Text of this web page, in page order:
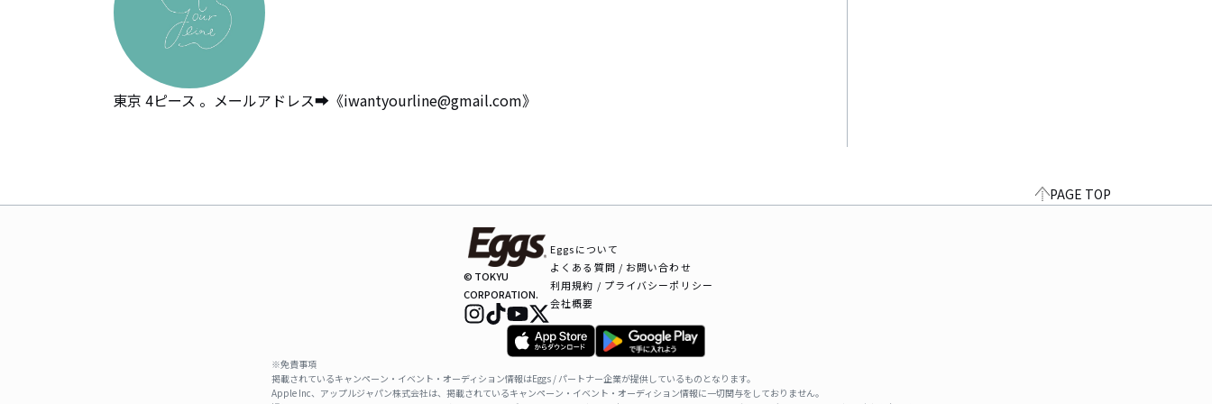
東京 4ピース 。メールアドレス➡️《iwantyourline@gmail.com》
PAGE TOP
© TOKYU
CORPORATION.
Eggsについて
よくある質問 / お問い合わせ
利用規約 / プライバシーポリシー
会社概要
※免責事項
掲載されているキャンペーン・イベント・オーディション情報はEggs / パートナー企業が提供しているものとなります。
Apple Inc、アップルジャパン株式会社は、掲載されているキャンペーン・イベント・オーディション情報に一切関与をしておりません。